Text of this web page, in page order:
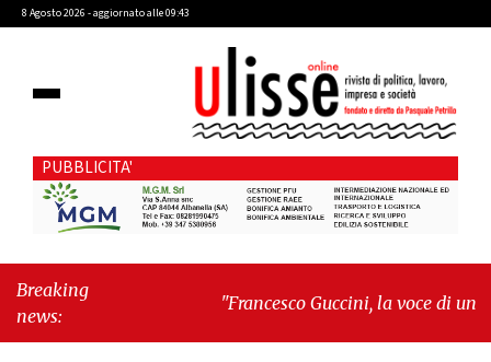
8 Agosto 2026 - aggiornato alle 09:43
PUBBLICITA'
Breaking
news:
"Francesco Guccini, la voce di un